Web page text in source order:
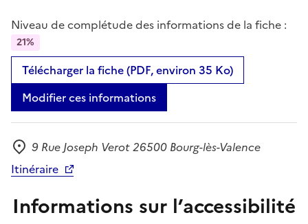
Niveau de complétude des informations de la fiche :
21%
Télécharger la fiche (PDF, environ 35 Ko)
Modifier ces informations
Adresse
9 Rue Joseph Verot 26500 Bourg-lès-Valence
Itinéraire
Informations sur l’accessibilité